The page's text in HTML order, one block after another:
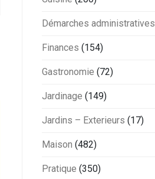
Démarches administratives
Finances (154)
Gastronomie (72)
Jardinage (149)
Jardins – Exterieurs (17)
Maison (482)
Pratique (350)